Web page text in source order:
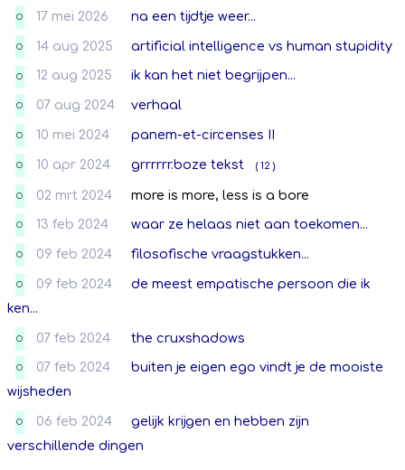
O 17 mei 2026 na een tijdtje weer...
O 14 aug 2025 artificial intelligence vs human stupidity
O 12 aug 2025 ik kan het niet begrijpen...
O 07 aug 2024 verhaal
O 10 mei 2024 panem-et-circenses II
O 10 apr 2024 grrrrrr.boze tekst ( 12 )
O 02 mrt 2024 more is more, less is a bore
O 13 feb 2024 waar ze helaas niet aan toekomen...
O 09 feb 2024 filosofische vraagstukken...
O 09 feb 2024
de meest empatische persoon die ik
ken...
O 07 feb 2024 the cruxshadows
O 07 feb 2024
buiten je eigen ego vindt je de mooiste
wijsheden
O 06 feb 2024
gelijk krijgen en hebben zijn
verschillende dingen